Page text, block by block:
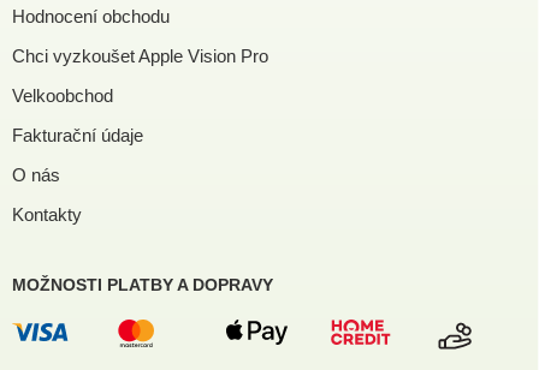
Hodnocení obchodu
Chci vyzkoušet Apple Vision Pro
Velkoobchod
Fakturační údaje
O nás
Kontakty
MOŽNOSTI PLATBY A DOPRAVY